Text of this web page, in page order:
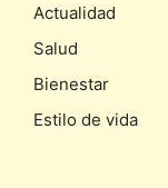
Actualidad
Salud
Bienestar
Estilo de vida